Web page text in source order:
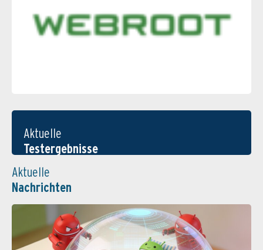
Aktuelle
Testergebnisse
Aktuelle
Nachrichten